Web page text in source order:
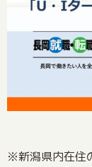
※新潟県内在住